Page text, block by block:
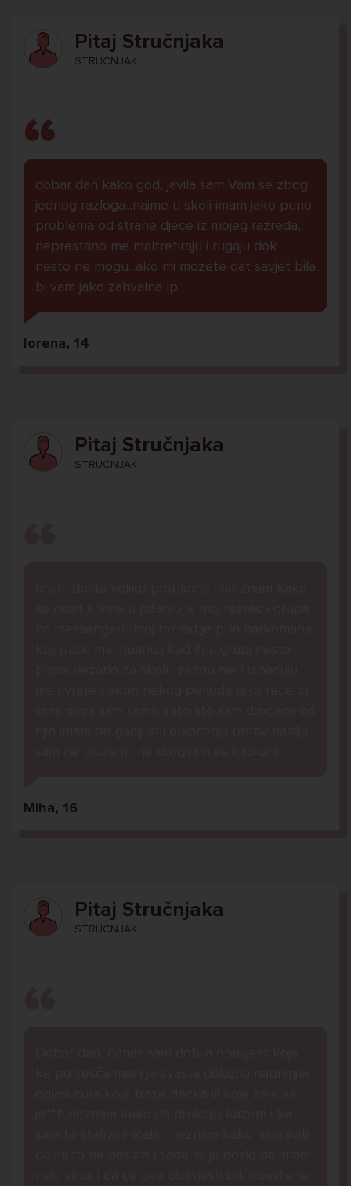
Pitaj Stručnjaka
STRUCNJAK
dobar dan kako god, javila sam Vam se zbog
jednog razloga...naime u skoli imam jako puno
problema od strane djece iz mojeg razreda,
neprestano me maltretiraju i rugaju dok
nesto ne mogu...ako mi mozete dat savjet bila
bi vam jako zahvalna lp.
lorena, 14
Pitaj Stručnjaka
STRUCNJAK
Miha, 16
Pitaj Stručnjaka
STRUCNJAK